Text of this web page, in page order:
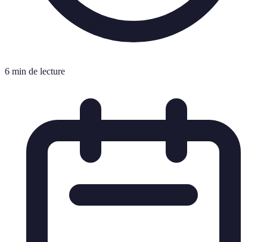
6 min de lecture